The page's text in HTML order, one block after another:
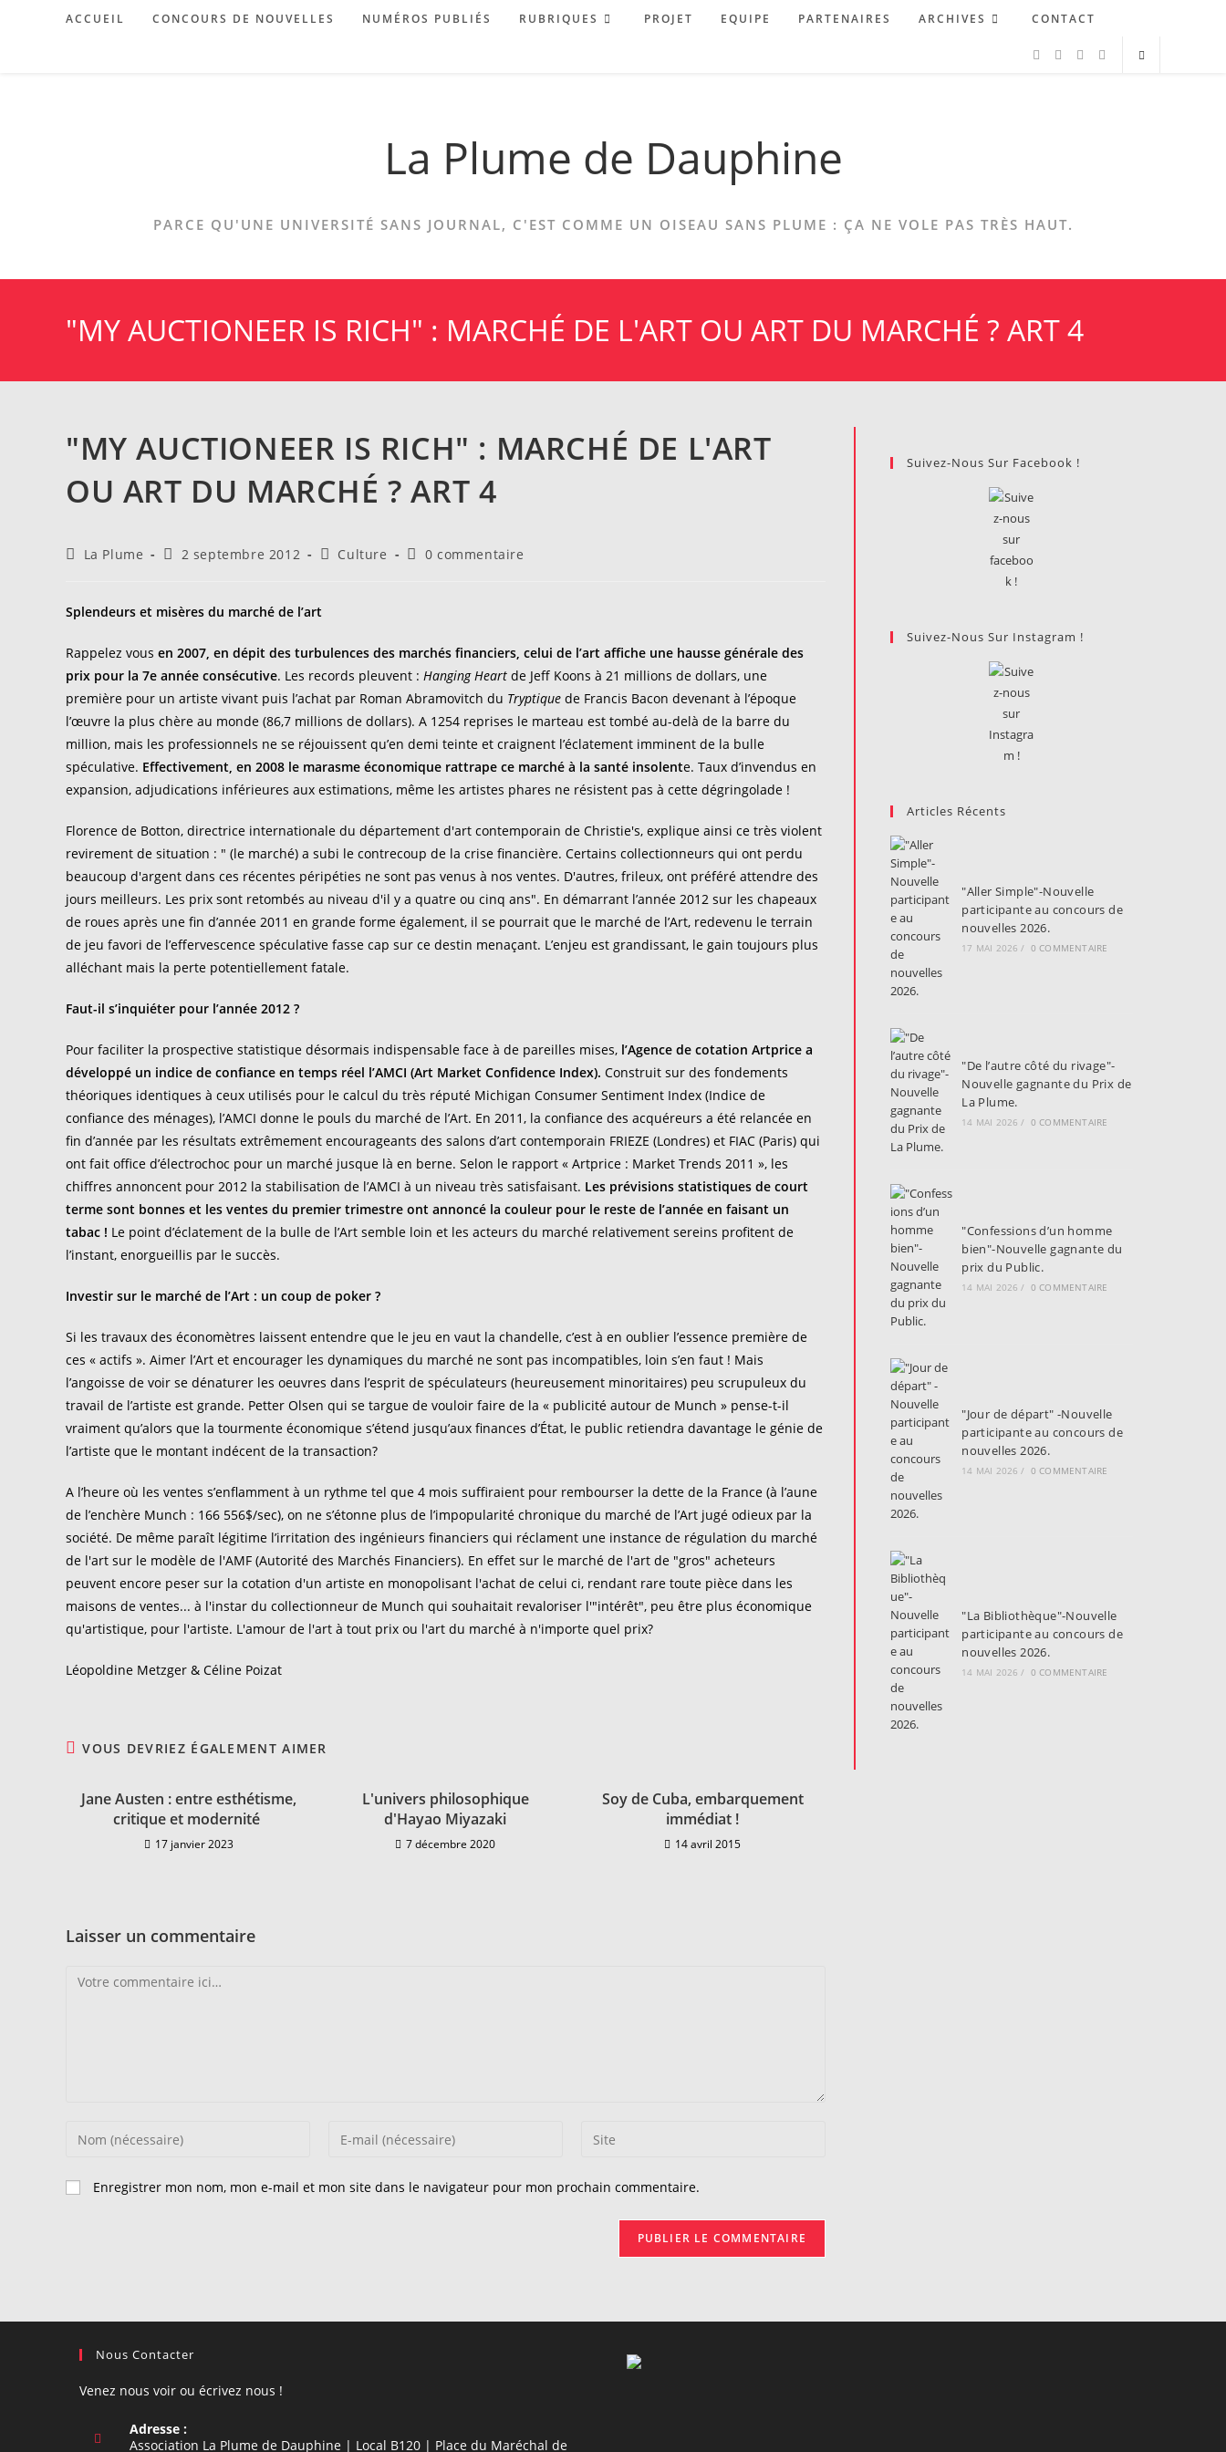
ACCUEIL CONCOURS DE NOUVELLES NUMÉROS PUBLIÉS RUBRIQUES PROJET EQUIPE PARTENAIRES ARCHIVES CONTACT
La Plume de Dauphine
PARCE QU'UNE UNIVERSITÉ SANS JOURNAL, C'EST COMME UN OISEAU SANS PLUME : ÇA NE VOLE PAS TRÈS HAUT.
"MY AUCTIONEER IS RICH" : MARCHÉ DE L'ART OU ART DU MARCHÉ ? ART 4
"MY AUCTIONEER IS RICH" : MARCHÉ DE L'ART
OU ART DU MARCHÉ ? ART 4
Auteur/autrice
publication :
La Plume
Publication
2 septembre 2012
PostCulture
Commentaires
0 commentaire
Splendeurs et misères du marché de l’art
Rappelez vous en 2007, en dépit des turbulences des marchés financiers, celui de l’art affiche une hausse générale des
prix pour la 7e année consécutive. Les records pleuvent : Hanging Heart de Jeff Koons à 21 millions de dollars, une
première pour un artiste vivant puis l’achat par Roman Abramovitch du Tryptique de Francis Bacon devenant à l’époque
l’œuvre la plus chère au monde (86,7 millions de dollars). A 1254 reprises le marteau est tombé au-delà de la barre du
million, mais les professionnels ne se réjouissent qu’en demi teinte et craignent l’éclatement imminent de la bulle
spéculative. Effectivement, en 2008 le marasme économique rattrape ce marché à la santé insolente. Taux d’invendus en
expansion, adjudications inférieures aux estimations, même les artistes phares ne résistent pas à cette dégringolade !
Florence de Botton, directrice internationale du département d'art contemporain de Christie's, explique ainsi ce très violent
revirement de situation : " (le marché) a subi le contrecoup de la crise financière. Certains collectionneurs qui ont perdu
beaucoup d'argent dans ces récentes péripéties ne sont pas venus à nos ventes. D'autres, frileux, ont préféré attendre des
jours meilleurs. Les prix sont retombés au niveau d'il y a quatre ou cinq ans". En démarrant l’année 2012 sur les chapeaux
de roues après une fin d’année 2011 en grande forme également, il se pourrait que le marché de l’Art, redevenu le terrain
de jeu favori de l’effervescence spéculative fasse cap sur ce destin menaçant. L’enjeu est grandissant, le gain toujours plus
alléchant mais la perte potentiellement fatale.
Faut-il s’inquiéter pour l’année 2012 ?
Pour faciliter la prospective statistique désormais indispensable face à de pareilles mises, l’Agence de cotation Artprice a
développé un indice de confiance en temps réel l’AMCI (Art Market Confidence Index). Construit sur des fondements
théoriques identiques à ceux utilisés pour le calcul du très réputé Michigan Consumer Sentiment Index (Indice de
confiance des ménages), l’AMCI donne le pouls du marché de l’Art. En 2011, la confiance des acquéreurs a été relancée en
fin d’année par les résultats extrêmement encourageants des salons d’art contemporain FRIEZE (Londres) et FIAC (Paris) qui
ont fait office d’électrochoc pour un marché jusque là en berne. Selon le rapport « Artprice : Market Trends 2011 », les
chiffres annoncent pour 2012 la stabilisation de l’AMCI à un niveau très satisfaisant. Les prévisions statistiques de court
terme sont bonnes et les ventes du premier trimestre ont annoncé la couleur pour le reste de l’année en faisant un
tabac ! Le point d’éclatement de la bulle de l’Art semble loin et les acteurs du marché relativement sereins profitent de
l’instant, enorgueillis par le succès.
Investir sur le marché de l’Art : un coup de poker ?
Si les travaux des économètres laissent entendre que le jeu en vaut la chandelle, c’est à en oublier l’essence première de
ces « actifs ». Aimer l’Art et encourager les dynamiques du marché ne sont pas incompatibles, loin s’en faut ! Mais
l’angoisse de voir se dénaturer les oeuvres dans l’esprit de spéculateurs (heureusement minoritaires) peu scrupuleux du
travail de l’artiste est grande. Petter Olsen qui se targue de vouloir faire de la « publicité autour de Munch » pense-t-il
vraiment qu’alors que la tourmente économique s’étend jusqu’aux finances d’État, le public retiendra davantage le génie de
l’artiste que le montant indécent de la transaction?
A l’heure où les ventes s’enflamment à un rythme tel que 4 mois suffiraient pour rembourser la dette de la France (à l’aune
de l’enchère Munch : 166 556$/sec), on ne s’étonne plus de l’impopularité chronique du marché de l’Art jugé odieux par la
société. De même paraît légitime l’irritation des ingénieurs financiers qui réclament une instance de régulation du marché
de l'art sur le modèle de l'AMF (Autorité des Marchés Financiers). En effet sur le marché de l'art de "gros" acheteurs
peuvent encore peser sur la cotation d'un artiste en monopolisant l'achat de celui ci, rendant rare toute pièce dans les
maisons de ventes... à l'instar du collectionneur de Munch qui souhaitait revaloriser l'"intérêt", peu être plus économique
qu'artistique, pour l'artiste. L'amour de l'art à tout prix ou l'art du marché à n'importe quel prix?
Léopoldine Metzger & Céline Poizat
VOUS DEVRIEZ ÉGALEMENT AIMER
Jane Austen : entre esthétisme,
critique et modernité
17 janvier 2023
L'univers philosophique
d'Hayao Miyazaki
7 décembre 2020
Soy de Cuba, embarquement
immédiat !
14 avril 2015
Laisser un commentaire
Comment
Enter
name
or
Enter
Saisir
(facultatif)
Enregistrer mon nom, mon e-mail et mon site dans le navigateur pour mon prochain commentaire.
Suivez-Nous Sur Facebook !
Suivez-Nous Sur Instagram !
Articles Récents
"Aller Simple"-Nouvelle
participante au concours de
nouvelles 2026.
17 MAI 2026 / 0 COMMENTAIRE
"De l’autre côté du rivage"-
Nouvelle gagnante du Prix de
La Plume.
14 MAI 2026 / 0 COMMENTAIRE
"Confessions d’un homme
bien"-Nouvelle gagnante du
prix du Public.
14 MAI 2026 / 0 COMMENTAIRE
"Jour de départ" -Nouvelle
participante au concours de
nouvelles 2026.
14 MAI 2026 / 0 COMMENTAIRE
"La Bibliothèque"-Nouvelle
participante au concours de
nouvelles 2026.
14 MAI 2026 / 0 COMMENTAIRE
Nous Contacter
Venez nous voir ou écrivez nous !
Adresse :
Association La Plume de Dauphine | Local B120 | Place du Maréchal de